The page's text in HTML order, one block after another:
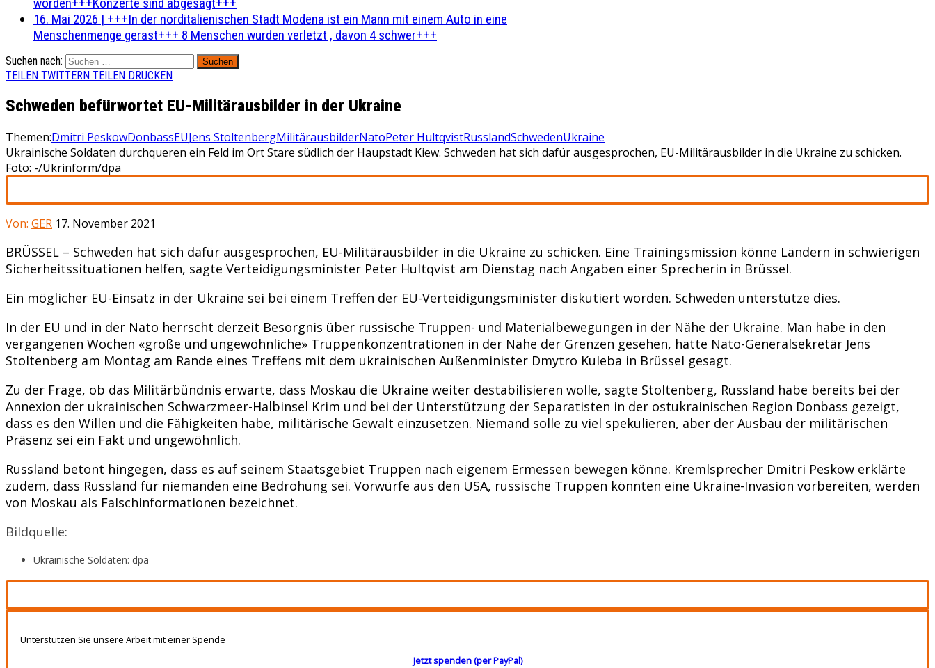
16. Mai 2026 | +++In der norditalienischen Stadt Modena ist ein Mann mit einem Auto in eine
Menschenmenge gerast+++ 8 Menschen wurden verletzt , davon 4 schwer+++
Suchen nach:
TEILEN TWITTERN TEILEN DRUCKEN
Schweden befürwortet EU-Militärausbilder in der Ukraine
Themen:Dmitri PeskowDonbassEUJens StoltenbergMilitärausbilderNatoPeter HultqvistRusslandSchwedenUkraine
Ukrainische Soldaten durchqueren ein Feld im Ort Stare südlich der Haupstadt Kiew. Schweden hat sich dafür ausgesprochen, EU-Militärausbilder in die Ukraine zu schicken.
Foto: -/Ukrinform/dpa
Von: GER 17. November 2021
BRÜSSEL – Schweden hat sich dafür ausgesprochen, EU-Militärausbilder in die Ukraine zu schicken. Eine Trainingsmission könne Ländern in schwierigen
Sicherheitssituationen helfen, sagte Verteidigungsminister Peter Hultqvist am Dienstag nach Angaben einer Sprecherin in Brüssel.
Ein möglicher EU-Einsatz in der Ukraine sei bei einem Treffen der EU-Verteidigungsminister diskutiert worden. Schweden unterstütze dies.
In der EU und in der Nato herrscht derzeit Besorgnis über russische Truppen- und Materialbewegungen in der Nähe der Ukraine. Man habe in den
vergangenen Wochen «große und ungewöhnliche» Truppenkonzentrationen in der Nähe der Grenzen gesehen, hatte Nato-Generalsekretär Jens
Stoltenberg am Montag am Rande eines Treffens mit dem ukrainischen Außenminister Dmytro Kuleba in Brüssel gesagt.
Zu der Frage, ob das Militärbündnis erwarte, dass Moskau die Ukraine weiter destabilisieren wolle, sagte Stoltenberg, Russland habe bereits bei der
Annexion der ukrainischen Schwarzmeer-Halbinsel Krim und bei der Unterstützung der Separatisten in der ostukrainischen Region Donbass gezeigt,
dass es den Willen und die Fähigkeiten habe, militärische Gewalt einzusetzen. Niemand solle zu viel spekulieren, aber der Ausbau der militärischen
Präsenz sei ein Fakt und ungewöhnlich.
Russland betont hingegen, dass es auf seinem Staatsgebiet Truppen nach eigenem Ermessen bewegen könne. Kremlsprecher Dmitri Peskow erklärte
zudem, dass Russland für niemanden eine Bedrohung sei. Vorwürfe aus den USA, russische Truppen könnten eine Ukraine-Invasion vorbereiten, werden
von Moskau als Falschinformationen bezeichnet.
Bildquelle:
Ukrainische Soldaten: dpa
Unterstützen Sie unsere Arbeit mit einer Spende
Jetzt spenden (per PayPal)